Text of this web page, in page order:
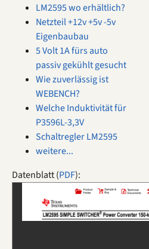
LM2595 wo erhältlich?
Netzteil +12v +5v -5v
Eigenbaubau
5 Volt 1A fürs auto
passiv gekühlt gesucht
Wie zuverlässig ist
WEBENCH?
Welche Induktivität für
P3596L-3,3V
Schaltregler LM2595
weitere...
Datenblatt (PDF):